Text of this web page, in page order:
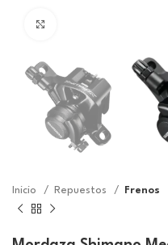
Inicio Repuestos Frenos